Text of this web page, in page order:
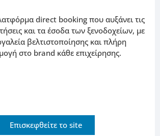
direct booking που αυξάνει τις
και τα έσοδα των ξενοδοχείων, με
βελτιστοποίησης και πλήρη
στο brand κάθε επιχείρησης.
Επισκεφθείτε το site